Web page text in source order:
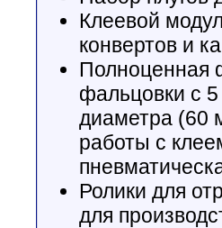
Клеевой
конвертов и
Полноценная
фальцовки с
диаметра (60
работы с
Ролики для
для